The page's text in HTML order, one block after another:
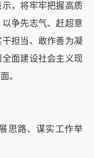
，将牢牢把握高质
争先志气、赶超意
担当、敢作善为凝
面建设社会主义现
。
路、谋实工作举